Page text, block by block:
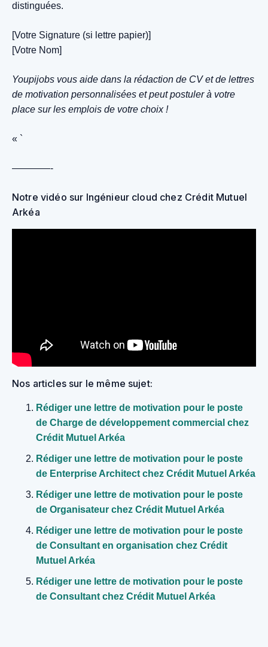
distinguées.
[Votre Signature (si lettre papier)]
[Votre Nom]
Youpijobs vous aide dans la rédaction de CV et de lettres
de motivation personnalisées et peut postuler à votre
place sur les emplois de votre choix !
« `
————-
Notre vidéo sur Ingénieur cloud chez Crédit Mutuel
Arkéa
Nos articles sur le même sujet:
Rédiger une lettre de motivation pour le poste
de Charge de développement commercial chez
Crédit Mutuel Arkéa
Rédiger une lettre de motivation pour le poste
de Enterprise Architect chez Crédit Mutuel Arkéa
Rédiger une lettre de motivation pour le poste
de Organisateur chez Crédit Mutuel Arkéa
Rédiger une lettre de motivation pour le poste
de Consultant en organisation chez Crédit
Mutuel Arkéa
Rédiger une lettre de motivation pour le poste
de Consultant chez Crédit Mutuel Arkéa